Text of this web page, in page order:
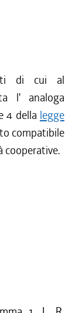
di cui al
l' analoga
4 della legge
compatibile
cooperative.